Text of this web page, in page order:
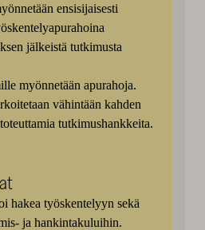
ensisijaisesti
jälkeistä tutkimusta
myönnetään apurahoja.
vähintään kahden
tutkimushankkeita.
hakea työskentelyyn sekä
ja hankintakuluihin.